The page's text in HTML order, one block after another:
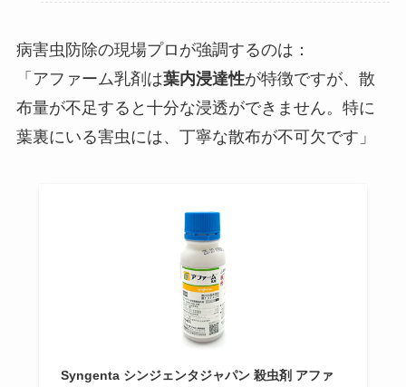
病害虫防除の現場プロが強調するのは：
「アファーム乳剤は葉内浸達性が特徴ですが、散
布量が不足すると十分な浸透ができません。特に
葉裏にいる害虫には、丁寧な散布が不可欠です」
Syngenta シンジェンタジャパン 殺虫剤 アファ